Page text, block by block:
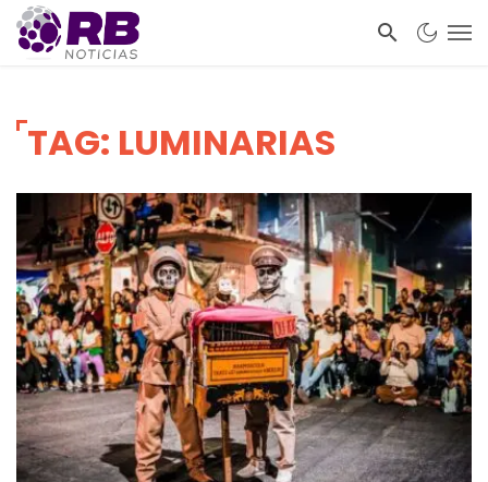
TAG: LUMINARIAS